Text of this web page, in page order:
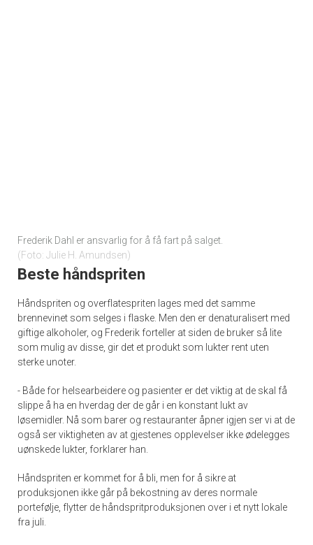
Frederik Dahl er ansvarlig for å få fart på salget.
Foto: Julie H. Amundsen
Beste håndspriten
Håndspriten og overflatespriten lages med det samme
brennevinet som selges i flaske. Men den er denaturalisert med
giftige alkoholer, og Frederik forteller at siden de bruker så lite
som mulig av disse, gir det et produkt som lukter rent uten
sterke unoter.
- Både for helsearbeidere og pasienter er det viktig at de skal få
slippe å ha en hverdag der de går i en konstant lukt av
løsemidler. Nå som barer og restauranter åpner igjen ser vi at de
også ser viktigheten av at gjestenes opplevelser ikke ødelegges
uønskede lukter, forklarer han.
Håndspriten er kommet for å bli, men for å sikre at
produksjonen ikke går på bekostning av deres normale
portefølje, flytter de håndspritproduksjonen over i et nytt lokale
fra juli.